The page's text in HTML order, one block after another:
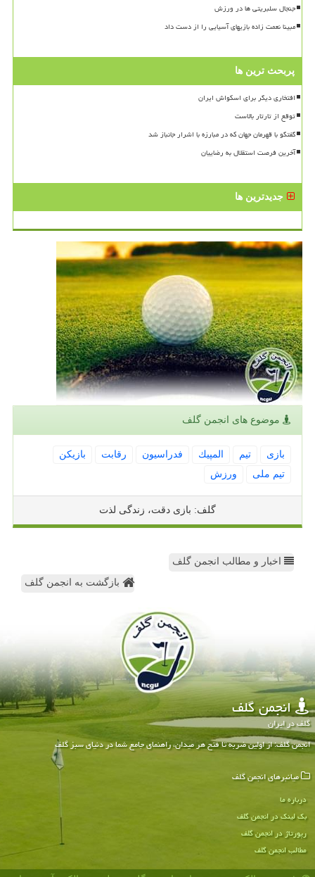
جنجال سلبریتی ها در ورزش
مبینا نعمت زاده بازیهای آسیایی را از دست داد
پربحث ترین ها
افتخاری دیگر برای اسکواش ایران
توقع از تارتار بالاست
گفتگو با قهرمان جهان که در مبارزه با اشرار جانباز شد
آخرین فرصت استقلال به رضاییان
جدیدترین ها
موضوع های انجمن گلف
بازی تیم المپیك فدراسیون رقابت
بازیكن
تیم ملی
ورزش
گلف: بازی دقت، زندگی لذت
اخبار و مطالب انجمن گلف
بازگشت به انجمن گلف
انجمن گلف
گلف در ایران
انجمن گلف: از اولین ضربه تا فتح هر میدان، راهنمای جامع شما در دنیای سبز گلف
میانبرهای انجمن گلف
درباره ما
بک لینک در انجمن گلف
رپورتاژ در انجمن گلف
مطالب انجمن گلف